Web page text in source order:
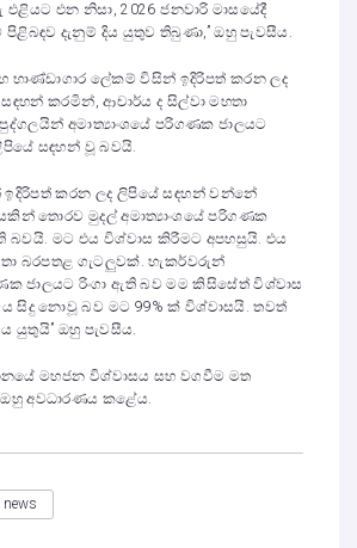
එන නිසා, 2026 ජනවාරි මාසයේදී
දැනුම් දිය යුතුව තිබුණා,” ඔහු පැවසීය.
භාණ්ඩාගාර ලේකම් විසින් ඉදිරිපත් කරන ලද
කරමින්, ආචාර්ය ද සිල්වා මහතා
අමාත්‍යාංශයේ පරිගණක ජාලයට
සඳහන් වූ බවයි.
ඉදිරිපත් කරන ලද ලිපියේ සඳහන් වන්නේ
තොරව මුදල් අමාත්‍යාංශයේ පරිගණක
බවයි. මට එය විශ්වාස කිරීමට අපහසුයි. එය
බරපතළ ගැටලුවක්. හැකර්වරුන්
ජාලයට රිංගා ඇති බව මම කිසිසේත් විශ්වාස
සිදු නොවූ බව මට 99% ක් විශ්වාසයි. තවත්
යුතුයි” ඔහු පැවසීය.
මහජන විශ්වාසය සහ වගවීම මත
අවධාරණය කළේය.
news